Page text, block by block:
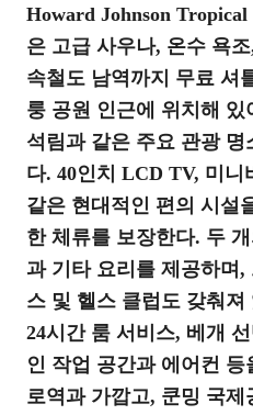
Howard Johnson
은 고급 사우나, 온수 욕
속철도 남역까지 무료 셔
룽 공원 인근에 위치해
석림과 같은 주요 관광 명
다. 40인치 LCD TV, 미
같은 현대적인 편의 시설
한 체류를 보장한다. 두
과 기타 요리를 제공하며,
스 및 헬스 클럽도 갖춰져
24시간 룸 서비스, 베개
인 작업 공간과 에어컨
로역과 가깝고, 쿤밍 국제